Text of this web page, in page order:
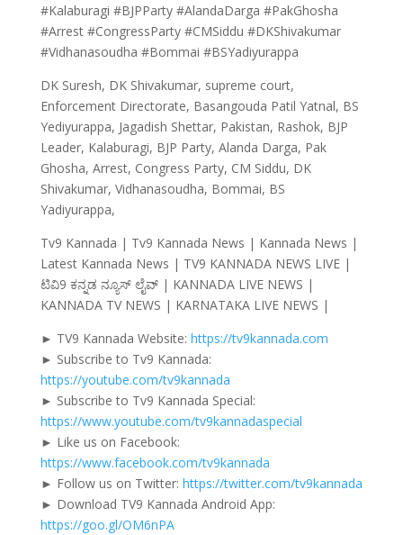
#Kalaburagi #BJPParty #AlandaDarga #PakGhosha
#Arrest #CongressParty #CMSiddu #DKShivakumar
#Vidhanasoudha #Bommai #BSYadiyurappa
DK Suresh, DK Shivakumar, supreme court,
Enforcement Directorate, Basangouda Patil Yatnal, BS
Yediyurappa, Jagadish Shettar, Pakistan, Rashok, BJP
Leader, Kalaburagi, BJP Party, Alanda Darga, Pak
Ghosha, Arrest, Congress Party, CM Siddu, DK
Shivakumar, Vidhanasoudha, Bommai, BS
Yadiyurappa,
Tv9 Kannada | Tv9 Kannada News | Kannada News |
Latest Kannada News | TV9 KANNADA NEWS LIVE |
ಟಿವಿ9 ಕನ್ನಡ ನ್ಯೂಸ್ ಲೈವ್ | KANNADA LIVE NEWS |
KANNADA TV NEWS | KARNATAKA LIVE NEWS |
► TV9 Kannada Website: https://tv9kannada.com
► Subscribe to Tv9 Kannada:
https://youtube.com/tv9kannada
► Subscribe to Tv9 Kannada Special:
https://www.youtube.com/tv9kannadaspecial
► Like us on Facebook:
https://www.facebook.com/tv9kannada
► Follow us on Twitter: https://twitter.com/tv9kannada
► Download TV9 Kannada Android App:
https://goo.gl/OM6nPA